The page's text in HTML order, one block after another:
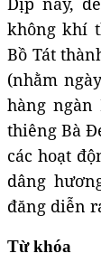
không khí
Bồ Tát
(nhằm
hàng
thiêng Bà
các hoạt
dâng
đăng diễn
Từ khóa